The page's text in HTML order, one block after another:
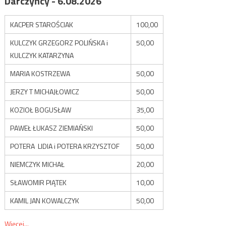
KACPER STAROŚCIAK
100,00
KULCZYK GRZEGORZ POLIŃSKA i
KULCZYK KATARZYNA
50,00
MARIA KOSTRZEWA
50,00
JERZY T MICHAJŁOWICZ
50,00
KOZIOŁ BOGUSŁAW
35,00
PAWEŁ ŁUKASZ ZIEMIAŃSKI
50,00
POTERA LIDIA i POTERA KRZYSZTOF
50,00
NIEMCZYK MICHAŁ
20,00
SŁAWOMIR PIĄTEK
10,00
KAMIL JAN KOWALCZYK
50,00
Więcej...